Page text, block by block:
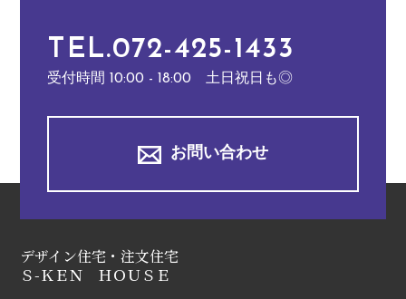
TEL.072-425-1433
受付時間 10:00 - 18:00 土日祝日も◎
お問い合わせ
デザイン住宅・注文住宅
Ｓ-ＫＥＮ ＨＯＵＳＥ